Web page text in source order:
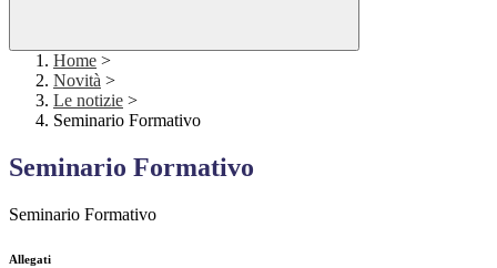
Home >
Novità >
Le notizie >
Seminario Formativo
Seminario Formativo
Seminario Formativo
Allegati